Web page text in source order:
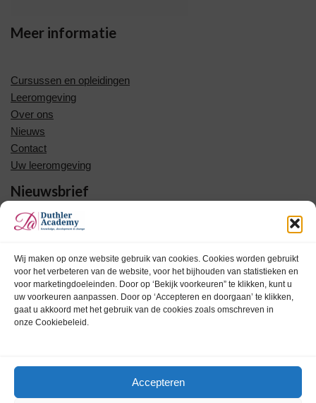
Wij maken op onze website gebruik van cookies. Cookies worden gebruikt
voor het verbeteren van de website, voor het bijhouden van statistieken en
voor marketingdoeleinden. Door op ‘Bekijk voorkeuren” te klikken, kunt u
uw voorkeuren aanpassen. Door op ‘Accepteren en doorgaan’ te klikken,
gaat u akkoord met het gebruik van de cookies zoals omschreven in
onze Cookiebeleid.
Accepteren
Meer informatie
Cursussen en opleidingen
Leeromgeving
Over ons
Nieuws
Contact
Uw leeromgeving
Nieuwsbrief
opleidingen en trainingen.
Uw voornaam
Uw achternaam